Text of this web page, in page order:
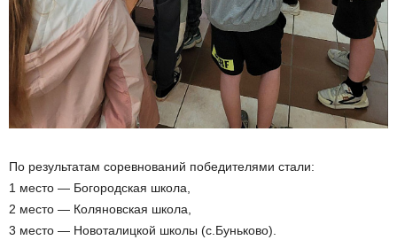
По результатам соревнований победителями стали:
1 место — Богородская школа,
2 место — Коляновская школа,
3 место — Новоталицкой школы (с.Буньково).